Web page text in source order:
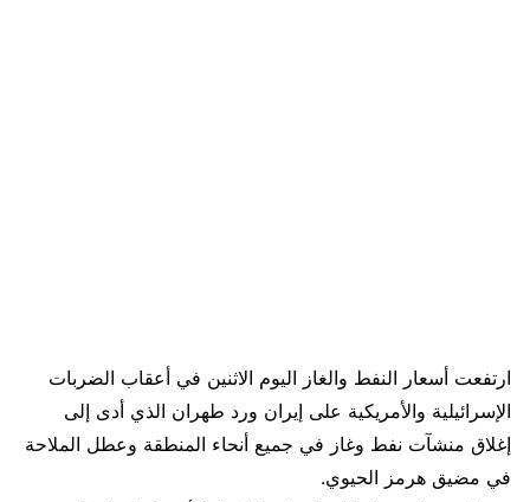
ارتفعت أسعار النفط والغاز اليوم الاثنين في أعقاب الضربات
الإسرائيلية والأمريكية على إيران ورد طهران الذي أدى إلى
إغلاق منشآت نفط وغاز في جميع أنحاء المنطقة وعطل الملاحة
في مضيق هرمز الحيوي.